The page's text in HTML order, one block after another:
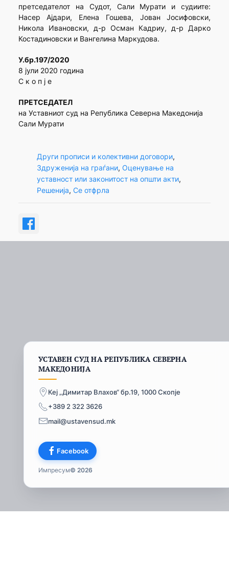
претседателот на Судот, Сали Мурати и судиите:
Насер Ајдари, Елена Гошева, Јован Јосифовски,
Никола Ивановски, д-р Осман Кадриу, д-р Дарко
Костадиновски и Вангелина Маркудова.
У.бр.197/2020
8 јули 2020 година
С к о п ј е
ПРЕТСЕДАТЕЛ
на Уставниот суд на Република Северна Македонија
Сали Мурати
Други прописи и колективни договори
Здруженија на граѓани, Оценување на
уставност или законитост на општи акти
Решенија, Се отфрла
УСТАВЕН СУД НА РЕПУБЛИКА СЕВЕРНА
МАКЕДОНИЈА
Кеј „Димитар Влахов“ бр.19, 1000 Скопје
+389 2 322 3626
mail@ustavensud.mk
Facebook
Импресум© 2026